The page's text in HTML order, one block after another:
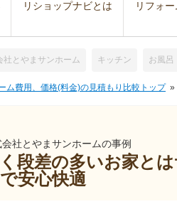
リショップナビとは リフォ
社とやまサンホーム キッチン お風呂
ム費用、価格(料金)の見積もり比較トップ
会社とやまサンホームの事例
段差の多いお家と
安心快適